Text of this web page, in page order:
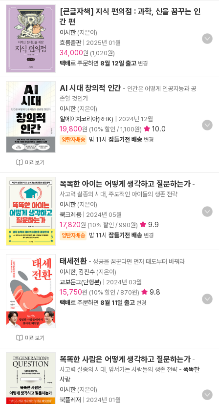
[큰글자책] 지식 편의점 : 과학, 신을 꿈꾸는 인
간 편
이시한(지은이)
흐름출판| 2025년 01월
34,000원 (1,020원)
택배로 주문하면 8월 12일 출고 변경
미리보기
AI 시대 창의적 인간 - 인간은 어떻게 인공지능과 공
존할 것인가
이시한(지은이)
알에이치코리아(RHK)
2024년 12월
19,800원 (10% 할인 / 1,100원) 10.0
양탄자배송 밤 11시 잠들기전 배송 변경
똑똑한 아이는 어떻게 생각하고 질문하는가 -
사고력 실종의 시대, 주도적인 아이들의 생존 전략
이시한(지은이)
북크레용| 2024년 05월
17,820원 (10% 할인 / 990원) 9.9
양탄자배송 밤 11시 잠들기전 배송 변경
미리보기
태세전환 - 성공을 꿈꾼다면 먼저 태도부터 바꿔라
이시한, 김진수 (지은이)
교보문고(단행본)
2024년 03월
15,750원 (10% 할인 / 870원) 9.8
택배로 주문하면 8월 11일 출고 변경
똑똑한 사람은 어떻게 생각하고 질문하는가 -
사고력 실종의 시대, 앞서가는 사람들의 생존 전략 - 똑똑한
사람
이시한(지은이)
북플레저
2024년 01월